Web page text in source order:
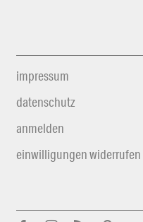
impressum
datenschutz
anmelden
einwilligungen widerrufen